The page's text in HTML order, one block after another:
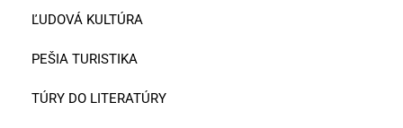
ĽUDOVÁ KULTÚRA
PEŠIA TURISTIKA
TÚRY DO LITERATÚRY